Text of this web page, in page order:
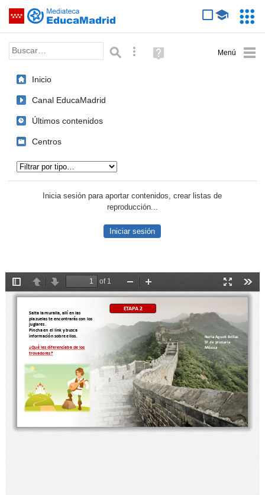
Saltar navegación
Palabra o frase: Búsqueda avanzada
Ayuda
(en
Inicio
Canal EducaMadrid
Últimos contenidos
Centros
Inicia sesión para aportar contenidos, crear listas de
reproducción...
Iniciar sesión